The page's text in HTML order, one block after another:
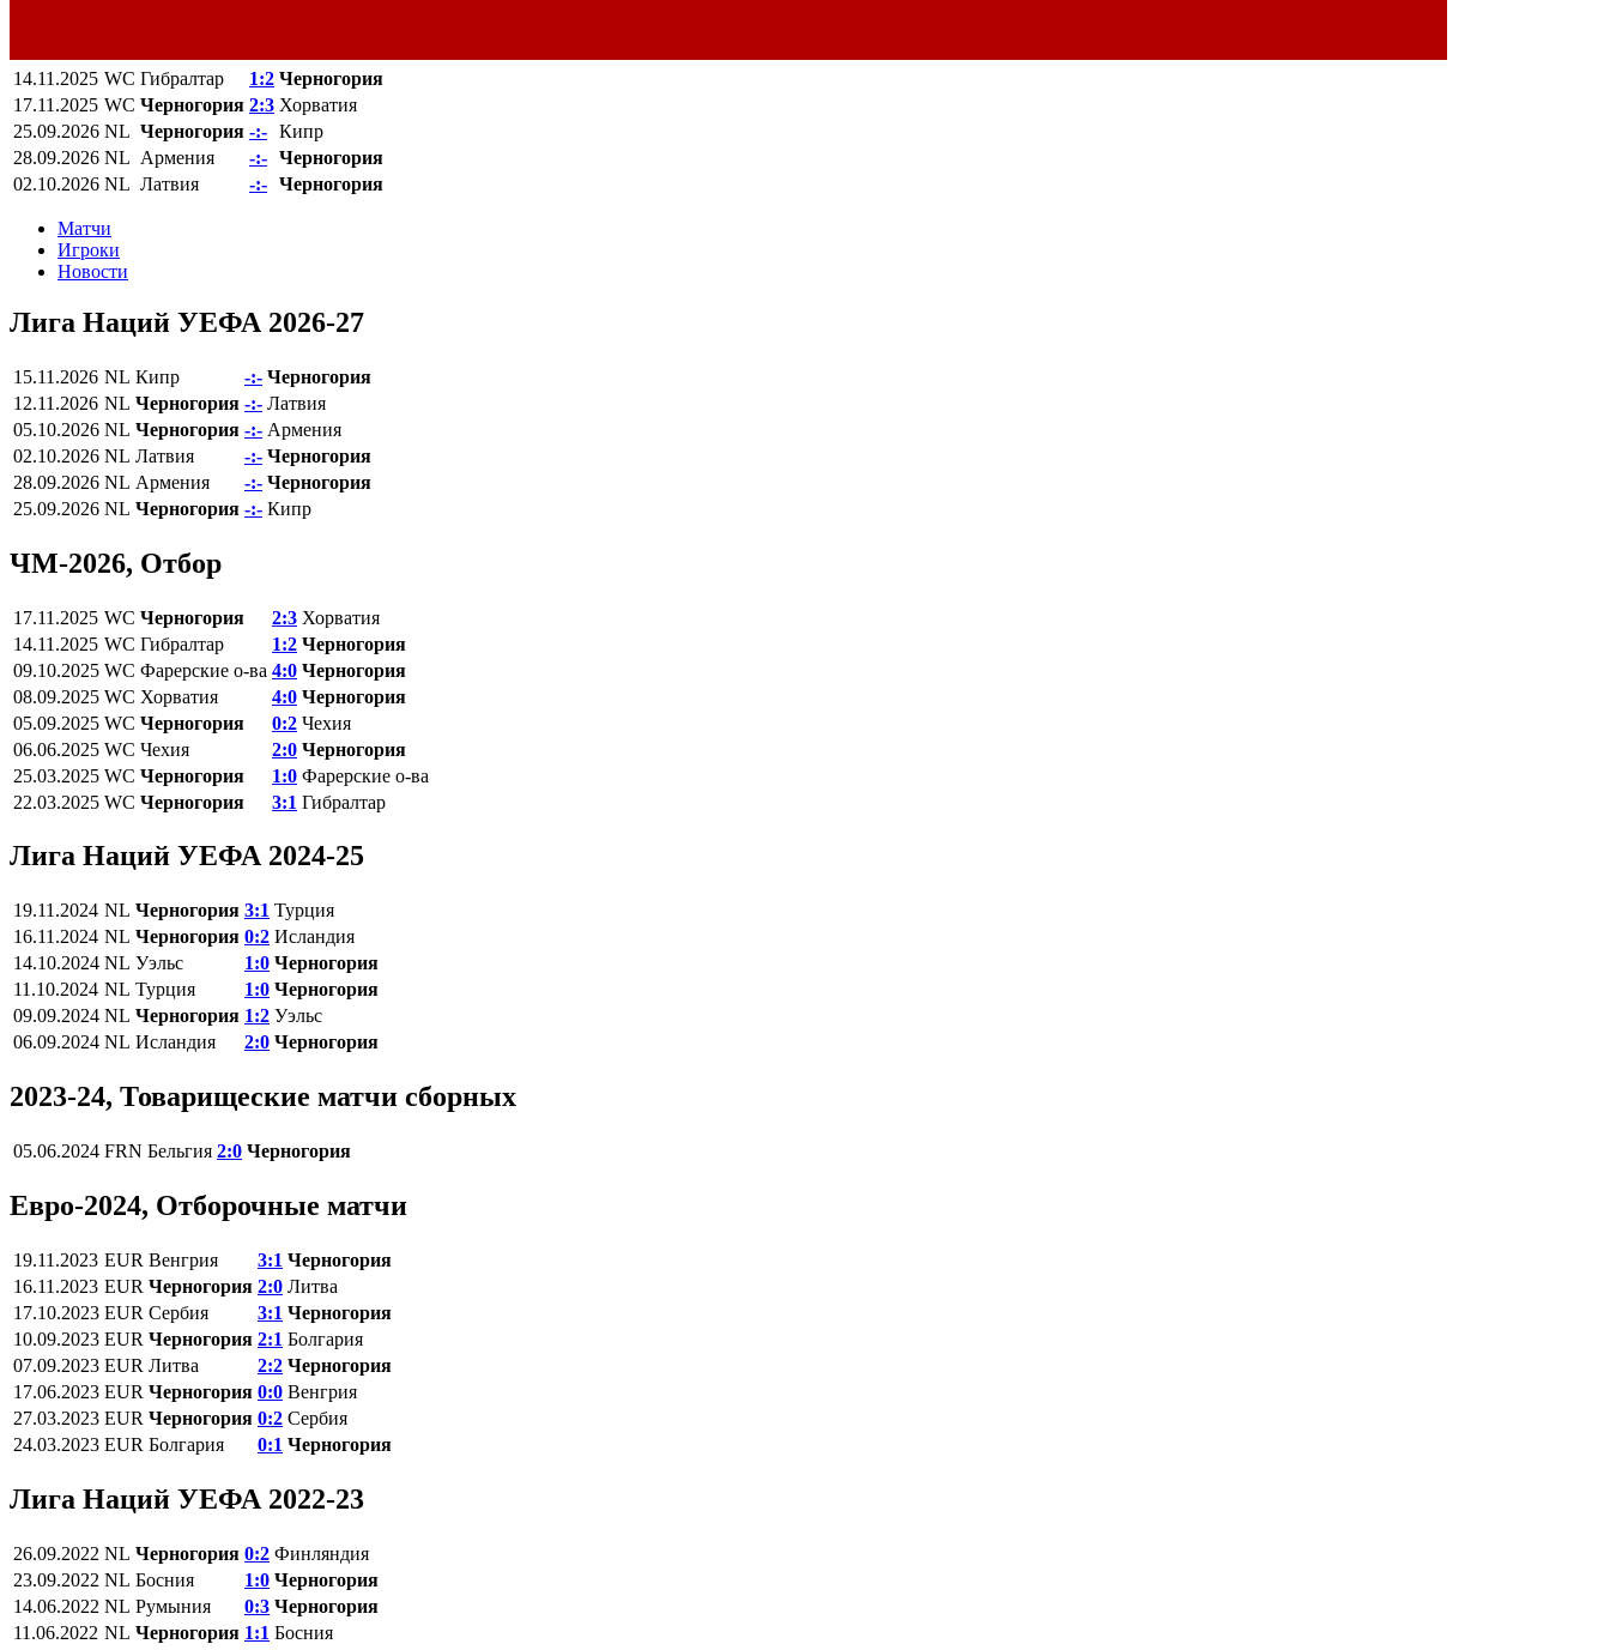
14.11.2025 WC Гибралтар 1:2 Черногория
17.11.2025 WC Черногория 2:3 Хорватия
25.09.2026 NL Черногория -:- Кипр
28.09.2026 NL Армения -:- Черногория
02.10.2026 NL Латвия -:- Черногория
Матчи
Игроки
Новости
Лига Наций УЕФА 2026-27
15.11.2026 NL Кипр -:- Черногория
12.11.2026 NL Черногория -:- Латвия
05.10.2026 NL Черногория -:- Армения
02.10.2026 NL Латвия -:- Черногория
28.09.2026 NL Армения -:- Черногория
25.09.2026 NL Черногория -:- Кипр
ЧМ-2026, Отбор
17.11.2025 WC Черногория 2:3 Хорватия
14.11.2025 WC Гибралтар 1:2 Черногория
09.10.2025 WC Фарерские о-ва 4:0 Черногория
08.09.2025 WC Хорватия 4:0 Черногория
05.09.2025 WC Черногория 0:2 Чехия
06.06.2025 WC Чехия 2:0 Черногория
25.03.2025 WC Черногория 1:0 Фарерские о-ва
22.03.2025 WC Черногория 3:1 Гибралтар
Лига Наций УЕФА 2024-25
19.11.2024 NL Черногория 3:1 Турция
16.11.2024 NL Черногория 0:2 Исландия
14.10.2024 NL Уэльс 1:0 Черногория
11.10.2024 NL Турция 1:0 Черногория
09.09.2024 NL Черногория 1:2 Уэльс
06.09.2024 NL Исландия 2:0 Черногория
2023-24, Товарищеские матчи сборных
05.06.2024 FRN Бельгия 2:0 Черногория
Евро-2024, Отборочные матчи
19.11.2023 EUR Венгрия 3:1 Черногория
16.11.2023 EUR Черногория 2:0 Литва
17.10.2023 EUR Сербия 3:1 Черногория
10.09.2023 EUR Черногория 2:1 Болгария
07.09.2023 EUR Литва 2:2 Черногория
17.06.2023 EUR Черногория 0:0 Венгрия
27.03.2023 EUR Черногория 0:2 Сербия
24.03.2023 EUR Болгария 0:1 Черногория
Лига Наций УЕФА 2022-23
26.09.2022 NL Черногория 0:2 Финляндия
23.09.2022 NL Босния 1:0 Черногория
14.06.2022 NL Румыния 0:3 Черногория
11.06.2022 NL Черногория 1:1 Босния